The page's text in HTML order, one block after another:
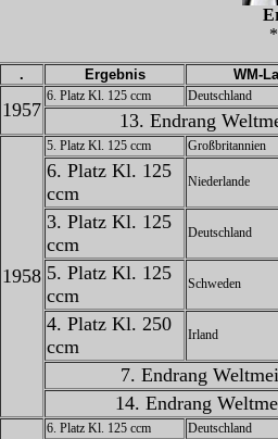
. Ergebnis WM-
1957
6. Platz Kl. 125 ccm Deutschland
13. Endrang
1958
5. Platz Kl. 125 ccm Großbritannien
6. Platz Kl. 125
ccm
Niederlande
3. Platz Kl. 125
ccm
Deutschland
5. Platz Kl. 125
ccm
Schweden
4. Platz Kl. 250
ccm
Irland
7. Endrang
14. Endrang
6. Platz Kl. 125 ccm Deutschland